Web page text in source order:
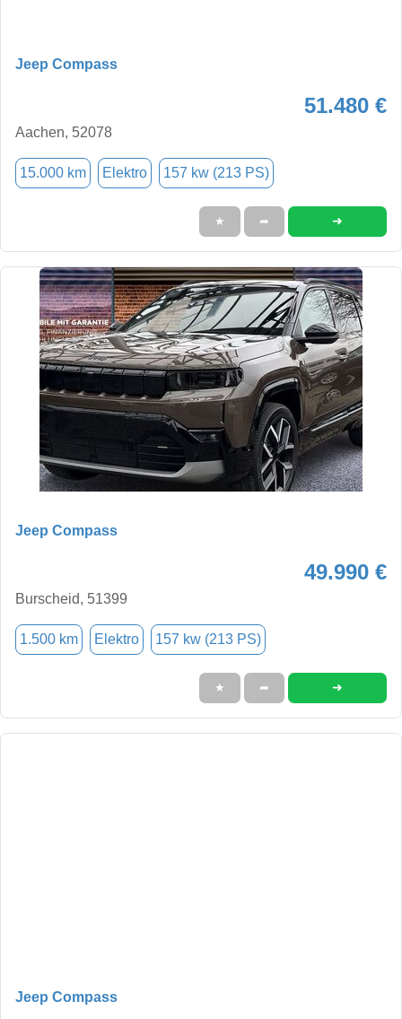
Jeep Compass
51.480 €
Aachen, 52078
15.000 km Elektro 157 kw (213 PS)
★ ➦ ➜
Jeep Compass
49.990 €
Burscheid, 51399
1.500 km Elektro 157 kw (213 PS)
★ ➦ ➜
Jeep Compass